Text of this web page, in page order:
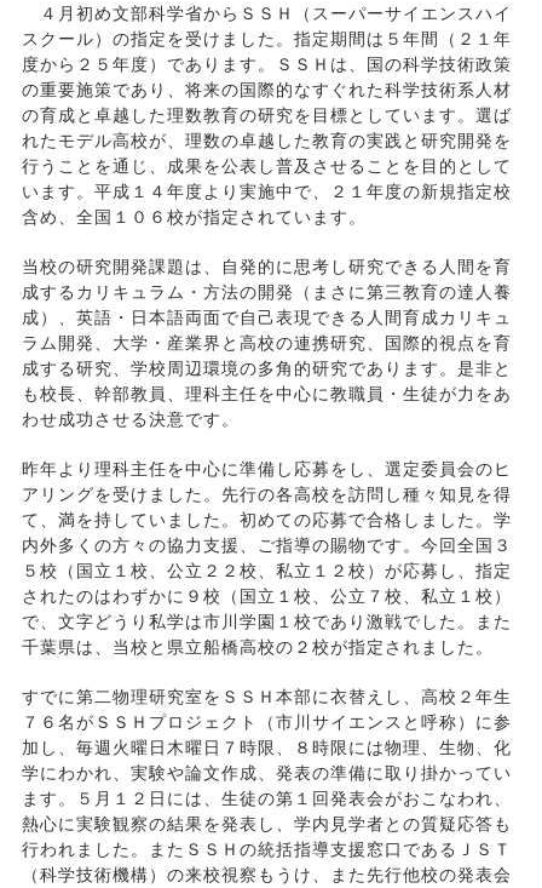
４月初め文部科学省からＳＳＨ（スーパーサイエンスハイ
スクール）の指定を受けました。指定期間は５年間（２１年
度から２５年度）であります。ＳＳＨは、国の科学技術政策
の重要施策であり、将来の国際的なすぐれた科学技術系人材
の育成と卓越した理数教育の研究を目標としています。選ば
れたモデル高校が、理数の卓越した教育の実践と研究開発を
行うことを通じ、成果を公表し普及させることを目的として
います。平成１４年度より実施中で、２１年度の新規指定校
含め、全国１０６校が指定されています。
当校の研究開発課題は、自発的に思考し研究できる人間を育
成するカリキュラム・方法の開発（まさに第三教育の達人養
成）、英語・日本語両面で自己表現できる人間育成カリキュ
ラム開発、大学・産業界と高校の連携研究、国際的視点を育
成する研究、学校周辺環境の多角的研究であります。是非と
も校長、幹部教員、理科主任を中心に教職員・生徒が力をあ
わせ成功させる決意です。
昨年より理科主任を中心に準備し応募をし、選定委員会のヒ
アリングを受けました。先行の各高校を訪問し種々知見を得
て、満を持していました。初めての応募で合格しました。学
内外多くの方々の協力支援、ご指導の賜物です。今回全国３
５校（国立１校、公立２２校、私立１２校）が応募し、指定
されたのはわずかに９校（国立１校、公立７校、私立１校）
で、文字どうり私学は市川学園１校であり激戦でした。また
千葉県は、当校と県立船橋高校の２校が指定されました。
すでに第二物理研究室をＳＳＨ本部に衣替えし、高校２年生
７６名がＳＳＨプロジェクト（市川サイエンスと呼称）に参
加し、毎週火曜日木曜日７時限、８時限には物理、生物、化
学にわかれ、実験や論文作成、発表の準備に取り掛かってい
ます。５月１２日には、生徒の第１回発表会がおこなわれ、
熱心に実験観察の結果を発表し、学内見学者との質疑応答も
行われました。またＳＳＨの統括指導支援窓口であるＪＳＴ
（科学技術機構）の来校視察もうけ、また先行他校の発表会